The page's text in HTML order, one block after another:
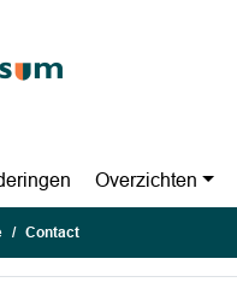
Overzichten
Contact